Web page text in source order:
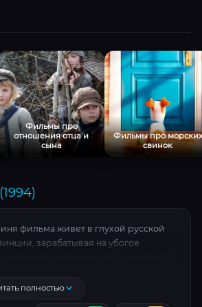
Фильмы про
отношения отца и
сына
Фильмы про морских
свинок
фильма живет в глухой русской
зарабатывая на убогое
кап. бум, сведшийся к
толпы к односельчану-
полностью